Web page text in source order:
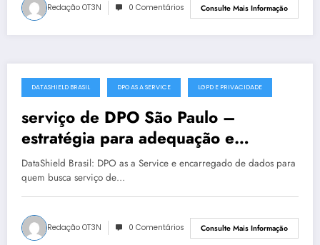
Redação OT3N 0 Comentários Consulte Mais Informação
julho 19, 2025
DATASHIELD BRASIL DPO AS A SERVICE LGPD E PRIVACIDADE
serviço de DPO São Paulo –
estratégia para adequação e
maturidade
DataShield Brasil: DPO as a Service e encarregado de dados para
quem busca serviço de…
Redação OT3N 0 Comentários Consulte Mais Informação